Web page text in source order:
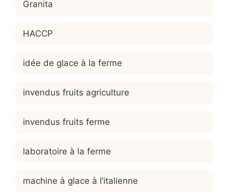
Granita
HACCP
idée de glace à la ferme
invendus fruits agriculture
invendus fruits ferme
laboratoire à la ferme
machine à glace à l’italienne